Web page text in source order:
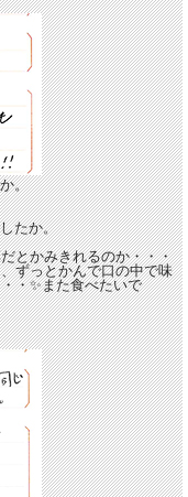
。
たか。
とかみきれるのか・・・
ずっとかんで口の中で味
・✨また食べたいで